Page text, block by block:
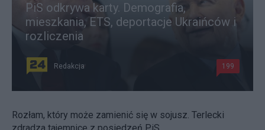
PiS odkrywa karty. Demografia,
mieszkania, ETS, deportacje Ukraińców i
rozliczenia
Redakcja 199
Rozłam, który może zamienić się w sojusz. Terlecki